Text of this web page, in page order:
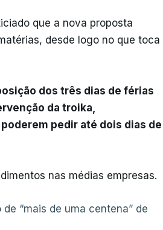
que a nova proposta
desde logo no que toca
dos três dias de férias
da troika,
pedir até dois dias de
nas médias empresas.
“mais de uma centena” de